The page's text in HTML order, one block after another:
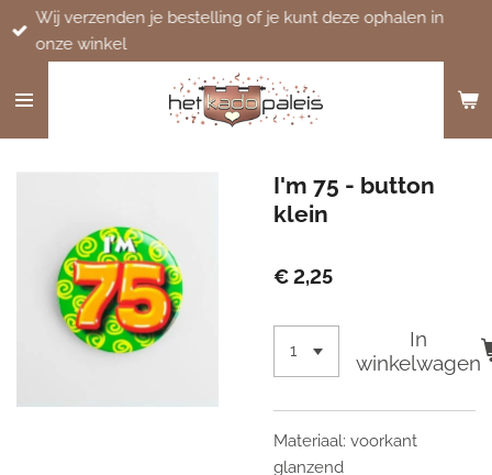
Ga
direct
de
Wij verzenden je bestelling of je kunt deze ophalen in
onze winkel
I'm 75 - button
klein
€ 2,25
In
winkelwagen
Materiaal: voorkant
glanzend